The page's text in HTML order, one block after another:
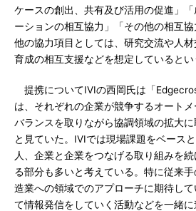
ケースの創出、共有及び活用の促進」
ーションの相互協力」「その他の相互
他の協力項目としては、研究交流や人
育成の相互支援などを想定しているとい
提携についてIVIの西岡氏は「
は、それぞれの企業が競争するオートメ
バランスを取りながら協調領域の拡大
と見ていた。IVIでは現場課題をベース
人、企業と企業をつなげる取り組みを
る部分も多いと考えている。特に従来
造業への領域でのアプローチに期待し
て情報発信をしていく活動などを一緒